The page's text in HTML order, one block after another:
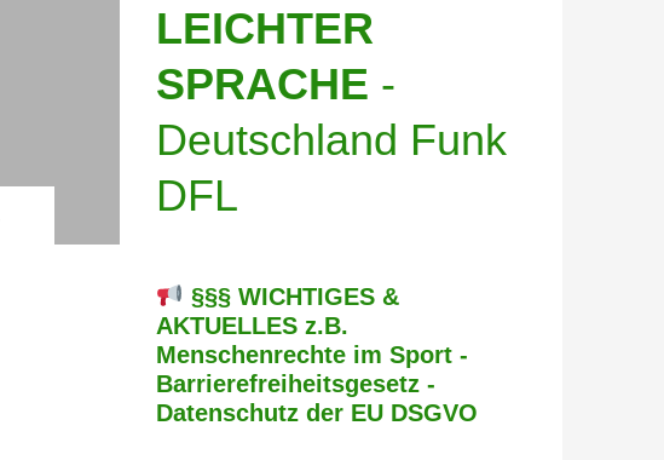
LEICHTER
SPRACHE -
Deutschland Funk
DFL
§§§ WICHTIGES &
AKTUELLES z.B.
Menschenrechte im Sport -
Barrierefreiheitsgesetz -
Datenschutz der EU DSGVO